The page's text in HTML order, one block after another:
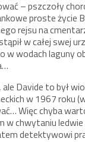
– pszczoły
proste życie
rejsu na
w całej swej
w wodach laguny
Davide to był
w 1967
Więc chyba
chwytaniu
detektywowi